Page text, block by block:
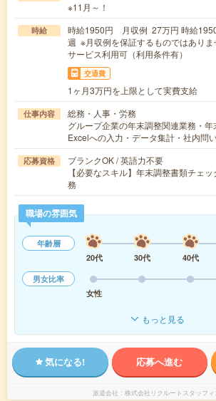
※11月～！
時給
時給1950円 月収例 27万円 時給
週 ※月収例を保証するものではありま
サービス利用可（利用条件有）
交通費
1ヶ月3万円を上限として実費支給
仕事内容
総務・人事・労務
グループ企業の年末調整関連業務・年
Excelへの入力・データ集計・社内問
応募資格
ブランクOK / 英語力不要
【必要なスキル】年末調整書類チェ
務
職場の雰囲気
年齢層
20代
30代 40代
男女比率
女性
もっと見る
気になる! 応募へ進む
派遣会社 株式会社リクルートスタッフィ